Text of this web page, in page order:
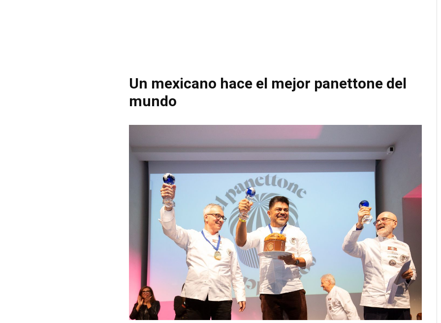
Un mexicano hace el mejor panettone del
mundo